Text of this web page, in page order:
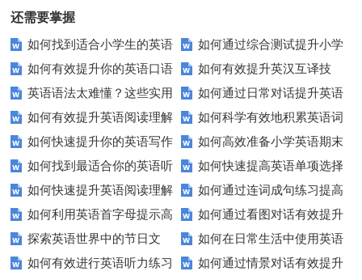
还需要掌握
如何找到适合小学生的英语
听力练习资源？
如何通过综合测试提升小学
生英语听说读写技能？
如何有效提升你的英语口语
表达能力？这5个技巧让你说一
口流利英语！
如何有效提升英汉互译技
巧？这些方法让你翻译更精准！
英语语法太难懂？这些实用
技巧让你轻松掌握！
如何通过日常对话提升英语
口语能力？试试这5个方法！
如何有效提升英语阅读理解
能力？这些技巧让你事半功倍！
如何科学有效地积累英语词
汇？
如何快速提升你的英语写作
技巧？这些建议助你一臂之力
如何高效准备小学英语期末
评估？这些技巧助你轻松过关！
如何找到最适合你的英语听
力测试？
如何快速提高英语单项选择
题的得分？
如何快速提升英语阅读理解
能力？这些技巧你必须知道！
如何通过连词成句练习提高
英语水平？
如何利用英语首字母提示高
效完成填空题？
如何通过看图对话有效提升
英语口语水平？
探索英语世界中的节日文
化：您知道这些传统吗？
如何在日常生活中使用英语
进行有效沟通？——实用英语口
如何有效进行英语听力练习
如何通过情景对话有效提升